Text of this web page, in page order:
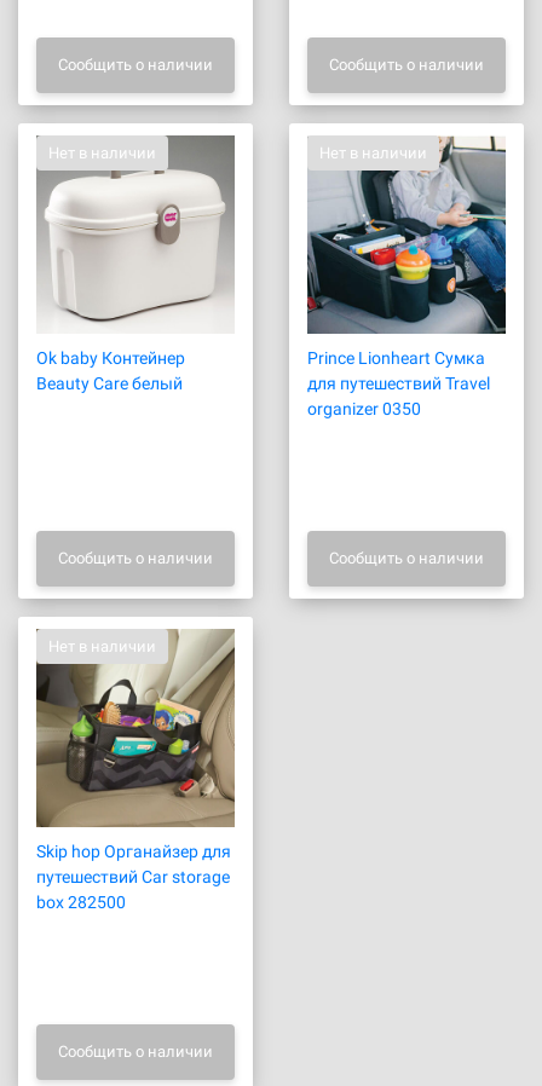
Сообщить о наличии Сообщить о наличии
Нет в наличии
Ok baby Контейнер
Beauty Care белый
Сообщить о наличии
Нет в наличии
Prince Lionheart Сумка
для путешествий Travel
organizer 0350
Сообщить о наличии
Нет в наличии
Skip hop Органайзер для
путешествий Car storage
box 282500
Сообщить о наличии